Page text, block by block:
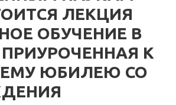
ЛЕКЦИЯ
ОБУЧЕНИЕ В
К
ЮБИЛЕЮ СО